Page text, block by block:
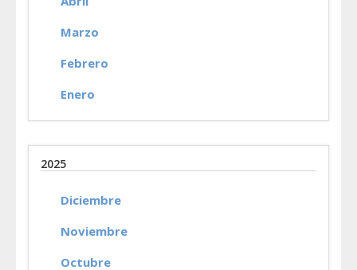
Marzo
Febrero
Enero
2025
Diciembre
Noviembre
Octubre